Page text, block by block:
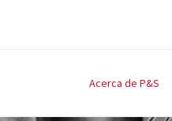
Acerca de P&S